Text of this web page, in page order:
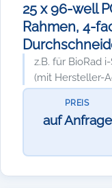
25 x 96-well
Rahmen, 4-
z.B. für BioRad
(mit Hersteller-
PREIS
auf Anfrage